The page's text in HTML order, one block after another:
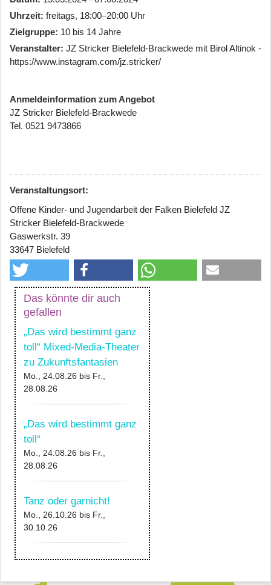
Uhrzeit freitags, 18:00–20:00 Uhr
Zielgruppe 10 bis 14 Jahre
Veranstalter JZ Stricker Bielefeld-Brackwede mit Birol Altinok -
https://www.instagram.com/jz.stricker/
Anmeldeinformation zum Angebot
JZ Stricker Bielefeld-Brackwede
Tel. 0521 9473866
Veranstaltungsort:
Offene Kinder- und Jugendarbeit der Falken Bielefeld JZ
Stricker Bielefeld-Brackwede
Gaswerkstr. 39
33647 Bielefeld
Das könnte dir auch
gefallen
„Das wird bestimmt ganz
toll“ Mixed-Media-Theater
zu Zukunftsfantasien
Mo., 24.08.26 bis Fr.,
28.08.26
„Das wird bestimmt ganz
toll“
Mo., 24.08.26 bis Fr.,
28.08.26
Tanz oder garnicht!
Mo., 26.10.26 bis Fr.,
30.10.26